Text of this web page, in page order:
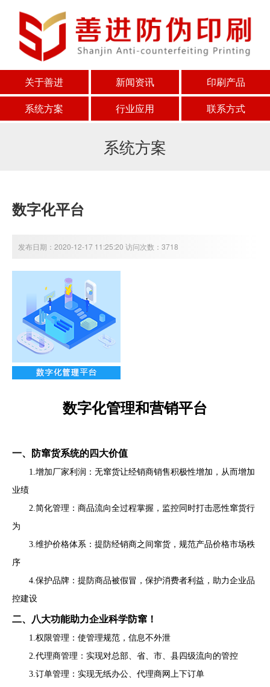
关于善进 新闻资讯
印刷产品
系统方案
行业应用 联系方式
系统方案
数字化平台
发布日期：2020-12-17 11:25:20 访问次数：3718
数字化管理和营销平台
一、防窜货系统的四大价值
1.增加厂家利润：无窜货让经销商销售积极性增加，从而增加
业绩
2.简化管理：商品流向全过程掌握，监控同时打击恶性窜货行
为
3.维护价格体系：提防经销商之间窜货，规范产品价格市场秩
序
4.保护品牌：提防商品被假冒，保护消费者利益，助力企业品
控建设
二、八大功能助力企业科学防窜！
1.权限管理：使管理规范，信息不外泄
2.代理商管理：实现对总部、省、市、县四级流向的管控
3.订单管理：实现无纸办公、代理商网上下订单